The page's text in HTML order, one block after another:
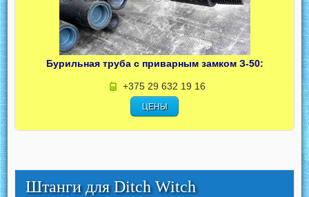
Бурильная труба с приварным замком З-50:
+375 29 632 19 16
ЦЕНЫ
Штанги для Ditch Witch